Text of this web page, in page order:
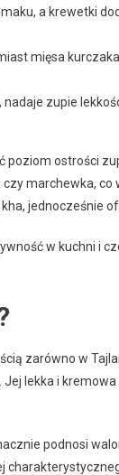
a krewetki
mięsa
zupie
ostrości
marchewka,
jednocześnie
w kuchni i
zarówno w
lekka i
podnosi